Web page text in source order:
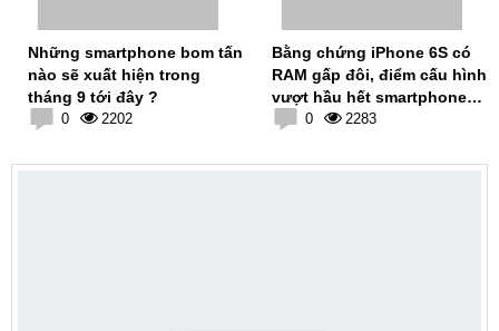
Những smartphone bom tấn
nào sẽ xuất hiện trong
tháng 9 tới đây ?
0 2202
Bằng chứng iPhone 6S có
RAM gấp đôi, điểm cấu hình
vượt hầu hết smartphone
Android
0 2283